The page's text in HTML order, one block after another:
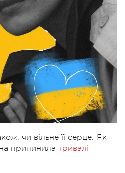
чи вільне її серце. Як
припинила тривалі